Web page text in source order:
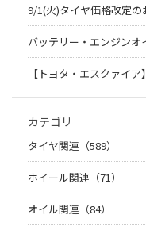
9/1(火)タイヤ価格改定の
バッテリー・エンジンオ
【トヨタ・エスクァイ
カテゴリ
タイヤ関連（589）
ホイール関連（71）
オイル関連（84）